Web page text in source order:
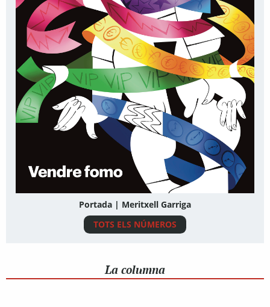
Portada | Meritxell Garriga
TOTS ELS NÚMEROS
La columna